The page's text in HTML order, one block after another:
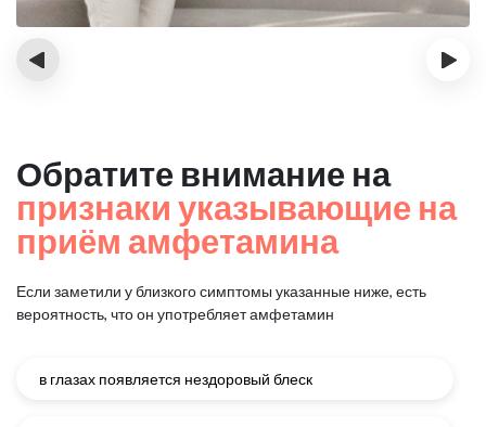
‹ ›
Обратите внимание на
признаки указывающие на
приём амфетамина
Если заметили у близкого симптомы указанные ниже, есть
вероятность, что он употребляет амфетамин
в глазах появляется нездоровый блеск